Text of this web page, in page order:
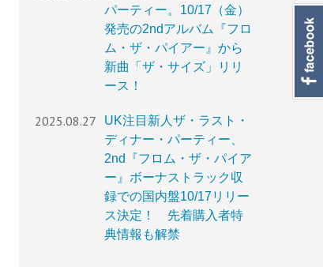
パーティー。10/17（金）
発売の2ndアルバム『フロ
ム・ザ・パイアー』から
新曲「ザ・サイズ」リリ
ース！
2025.08.27
UK注目新人ザ・ラスト・
ディナー・パーティー、
2nd『フロム・ザ・パイア
ー』ボーナストラック収
録での国内盤10/17リリー
ス決定！ 先着購入者特
典情報も解禁